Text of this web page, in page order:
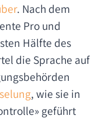
. Nach dem
Pro und
Hälfte des
die Sprache auf
, wie sie in
geführt